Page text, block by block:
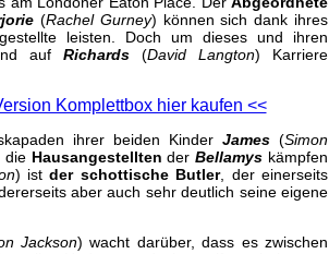
(Rachel Gurney) können sich dank ihres
leisten. Doch um dieses und ihren
aufRichards(David Langton) Karriere
Komplettbox hier kaufen <<
ihrer beiden Kinder James (Simon
die HausangestelltenderBellamys kämpfen
) istder schottische Butler, der einerseits
aber auch sehr deutlich seine eigene
Jackson) wacht darüber, dass es zwischen